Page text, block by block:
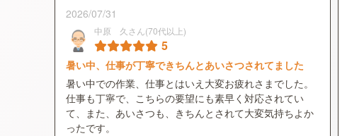
2026/07/31
中原 久さん(70代以上)
5
暑い中、仕事が丁寧できちんとあいさつされてました
暑い中での作業、仕事とはいえ大変お疲れさまでした。
仕事も丁寧で、こちらの要望にも素早く対応されてい
て、また、あいさつも、きちんとされて大変気持ちよか
ったです。